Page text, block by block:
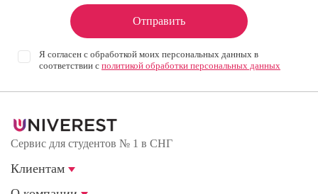
Отправить
Я согласен с обработкой моих персональных данных в
соответствии с политикой обработки персональных данных
Сервис для студентов № 1 в СНГ
Клиентам